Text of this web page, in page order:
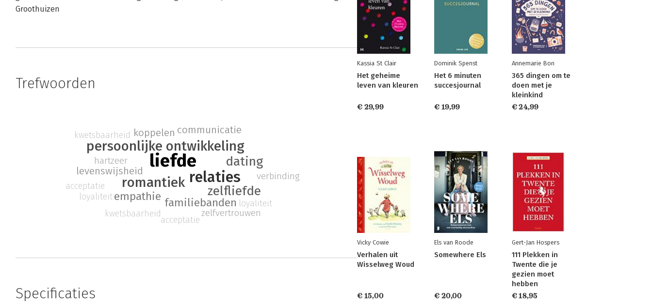
Groothuizen
Trefwoorden
liefde
relaties
romantiek
persoonlijke ontwikkeling
dating
zelfliefde
familiebanden
empathie
levenswijsheid
koppelen communicatie
hartzeer
verbinding
zelfvertrouwen
loyaliteit
acceptatie
kwetsbaarheid
loyaliteit
acceptatie
kwetsbaarheid
Specificaties
Kassia St Clair
Het geheime
leven van kleuren
€ 29,99
Dominik Spenst
Het 6 minuten
succesjournal
€ 19,99
Annemarie Bon
365 dingen om te
doen met je
kleinkind
€ 24,99
Vicky Cowie
Verhalen uit
Wisselweg Woud
€ 15,00
Els van Roode
Somewhere Els
€ 20,00
Gert-Jan Hospers
111 Plekken in
Twente die je
gezien moet
hebben
€ 18,95